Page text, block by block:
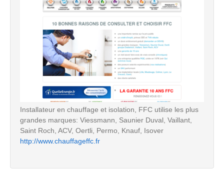
Installateur en chauffage et isolation, FFC utilise les plus
grandes marques: Viessmann, Saunier Duval, Vaillant,
Saint Roch, ACV, Oertli, Permo, Knauf, Isover
http://www.chauffageffc.fr